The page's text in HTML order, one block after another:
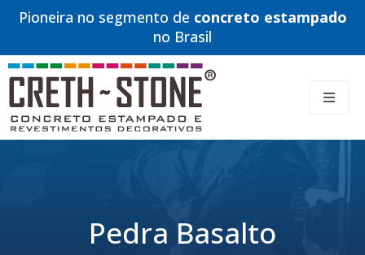
Pioneira no segmento de concreto estampado
no Brasil
Pedra Basalto